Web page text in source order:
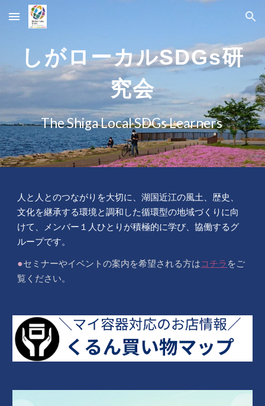
Skip to main content Skip to navigation
しがローカルSDGs研
究会
The Shiga Local SDGs Learners
人と人とのつながりを大切に
、湖国近江の風土、歴史、
文化を継承する環境と調和した循環型の地域づくりに向
けて、メンバー １ 人ひとりが積極的に学び、協働するグ
ループです。
●セミナーやイベントの案内を希望される方はコチラ をご
覧ください。